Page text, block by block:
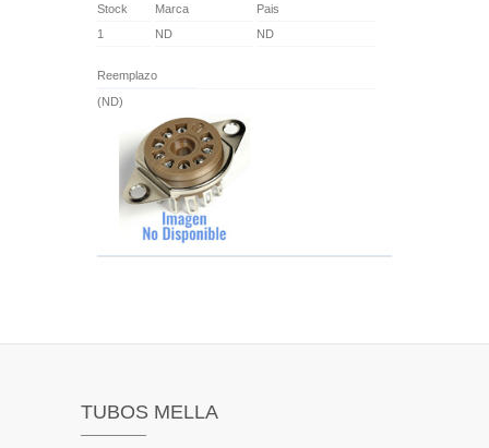
Stock Marca
Pais
1
ND ND
Reemplazo
(ND)
TUBOS MELLA